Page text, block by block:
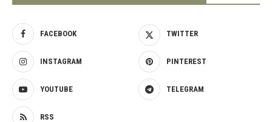
FACEBOOK TWITTER
INSTAGRAM PINTEREST
YOUTUBE TELEGRAM
RSS